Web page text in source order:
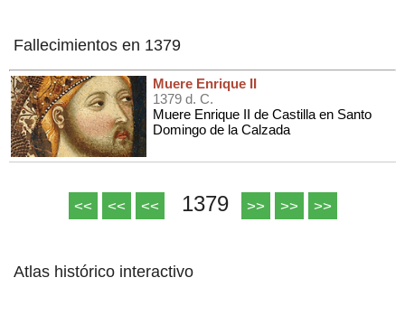
Fallecimientos en 1379
Muere Enrique II
1379 d. C.
Muere Enrique II de Castilla en Santo
Domingo de la Calzada
<< << << 1379 >> >> >>
Atlas histórico interactivo